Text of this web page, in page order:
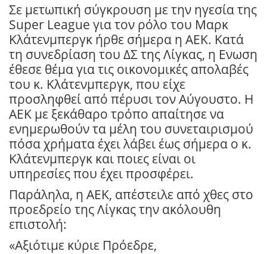
Σε μετωπική σύγκρουση με την ηγεσία της
Super League για τον ρόλο του Μαρκ
Κλάτενμπεργκ ήρθε σήμερα η ΑΕΚ. Κατά
τη συνεδρίαση του ΔΣ της Λίγκας, η Ενωση
έθεσε θέμα για τις οικονομικές απολαβές
του κ. Κλάτενμπεργκ, που είχε
προσληφθεί από πέρυσι τον Αύγουστο. Η
ΑΕΚ με ξεκάθαρο τρόπο απαίτησε να
ενημερωθούν τα μέλη του συνεταιρισμού
πόσα χρήματα έχει λάβει έως σήμερα ο κ.
Κλάτενμπεργκ και ποιες είναι οι
υπηρεσίες που έχει προσφέρει.
Παράληλα, η ΑΕΚ, απέστειλε από χθες στο
προεδρείο της Λίγκας την ακόλουθη
επιστολή:
«Αξιότιμε κύριε Πρόεδρε,